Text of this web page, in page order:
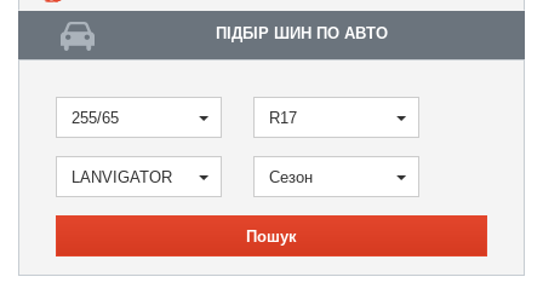
ПІДБІР ШИН ПО АВТО
255/65 R17
LANVIGATOR Сезон
Пошук